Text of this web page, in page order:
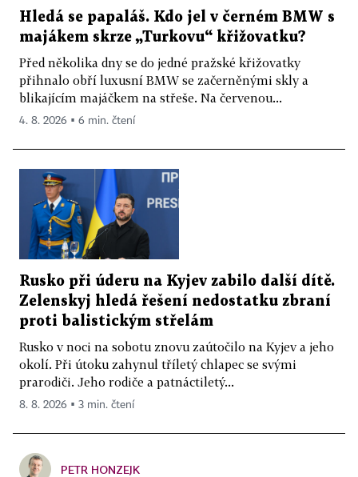
Hledá se papaláš. Kdo jel v černém BMW s
majákem skrze „Turkovu“ křižovatku?
Před několika dny se do jedné pražské křižovatky
přihnalo obří luxusní BMW se začerněnými skly a
blikajícím majáčkem na střeše. Na červenou...
4. 8. 2026 ▪ 6 min. čtení
Rusko při úderu na Kyjev zabilo další dítě.
Zelenskyj hledá řešení nedostatku zbraní
proti balistickým střelám
Rusko v noci na sobotu znovu zaútočilo na Kyjev a jeho
okolí. Při útoku zahynul tříletý chlapec se svými
prarodiči. Jeho rodiče a patnáctiletý...
8. 8. 2026 ▪ 3 min. čtení
PETR HONZEJK